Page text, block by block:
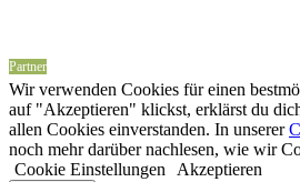
Partner
Wir verwenden Cookies für einen
auf "Akzeptieren" klickst, erklärst du
allen Cookies einverstanden. In unserer
noch mehr darüber nachlesen, wie wir
Cookie Einstellungen Akzeptieren